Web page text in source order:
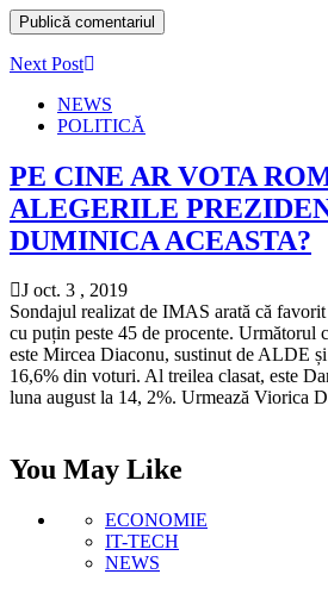
Next Post
NEWS
POLITICĂ
PE CINE AR VOTA
ALEGERILE
DUMINICA ACEASTA?
J oct. 3 , 2019
Sondajul realizat de IMAS arată că
cu puțin peste 45 de procente. Următorul
este Mircea Diaconu, sustinut de ALDE
16,6% din voturi. Al treilea clasat, este
luna august la 14, 2%. Urmează Viorica
You May Like
ECONOMIE
IT-TECH
NEWS